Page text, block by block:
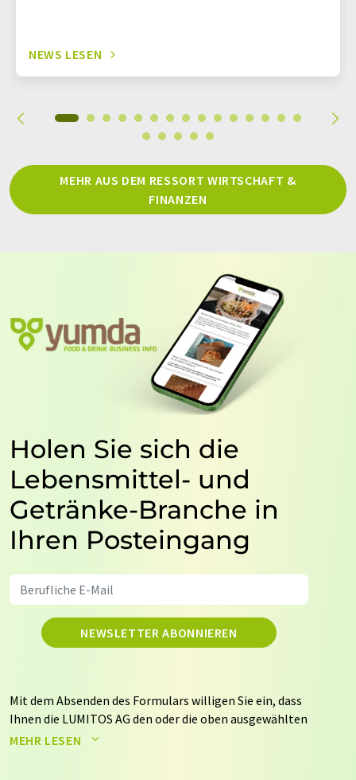
NEWS LESEN
MEHR AUS DEM RESSORT WIRTSCHAFT &
FINANZEN
Holen Sie sich die
Lebensmittel- und
Getränke-Branche in
Ihren Posteingang
NEWSLETTER ABONNIEREN
Mit dem Absenden des Formulars willigen Sie ein, dass
Ihnen die LUMITOS AG den oder die oben ausgewählten
Newsletter per E-Mail zusendet. Ihre Daten werden
MEHR LESEN